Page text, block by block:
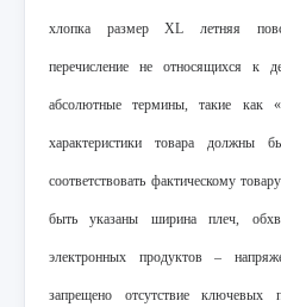
хлопка размер XL летняя
перечисление не относящихся к
абсолютные термины, такие как
характеристики товара должны
соответствовать фактическому
быть указаны ширина плеч,
электронных продуктов –
запрещено отсутствие ключевых